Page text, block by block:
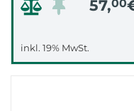
57,00
inkl. 19% MwSt.